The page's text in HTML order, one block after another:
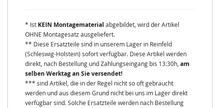
* Ist KEIN Montagematerial abgebildet, wird der Artikel
OHNE Montagesatz ausgeliefert.
** Diese Ersatzteile sind in unserem Lager in Reinfeld
(Schleswig-Holstein) sofort verfügbar. Diese Artikel werden
direkt, nach Bestellung und Zahlungseingang bis 13:30h, am
selben Werktag an Sie versendet!
*** sind Artikel, die in der Regel nicht so oft gebraucht
werden und aus diesem Grund nicht bei uns im Lager direkt
verfügbar sind. Solche Ersatzteile werden nach Bestellung